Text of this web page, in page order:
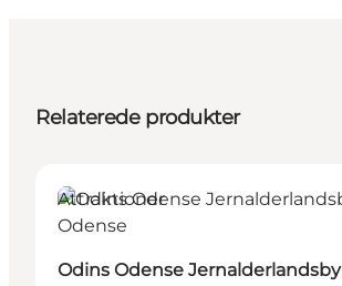
Relaterede produkter
Attraktioner
Odins Odense Jernalderlandsby